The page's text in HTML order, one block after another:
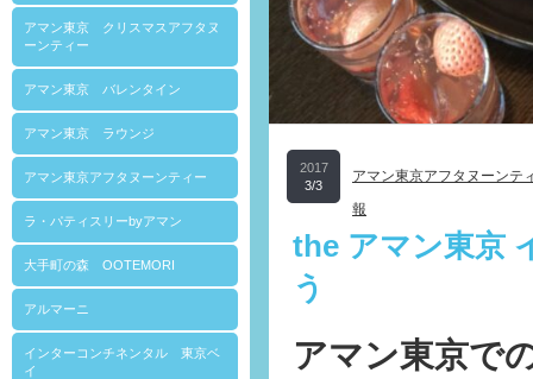
アマン東京 クリスマスアフタヌ
ーンティー
アマン東京 バレンタイン
アマン東京 ラウンジ
アマン東京アフタヌーンティー
ラ・パティスリーbyアマン
大手町の森 OOTEMORI
アルマーニ
インターコンチネンタル 東京ベ
イ
2017
3/3
アマン東京アフタヌーンテ
報
the アマン東京
う
アマン東京で